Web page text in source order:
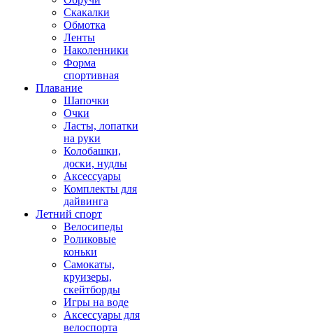
Скакалки
Обмотка
Ленты
Наколенники
Форма
спортивная
Плавание
Шапочки
Очки
Ласты, лопатки
на руки
Колобашки,
доски, нудлы
Аксессуары
Комплекты для
дайвинга
Летний спорт
Велосипеды
Роликовые
коньки
Самокаты,
круизеры,
скейтборды
Игры на воде
Аксессуары для
велоспорта